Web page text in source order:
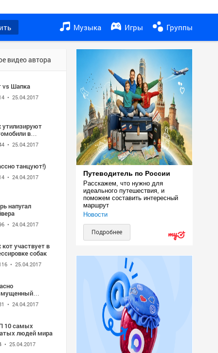
Музыка Игры Группы
видео автора
vs Шапка
• 25.04.2017
утилизируют
в
• 25.04.2017
танцуют!)
• 24.04.2017
напугал
• 24.04.2017
в
собак
• 25.04.2017
• 24.04.2017
10 самых
людей мира
• 25.04.2017
Путеводитель по России
Расскажем, что нужно для
идеального путешествия, и
поможем составить интересный
маршрут
Новости
Подробнее